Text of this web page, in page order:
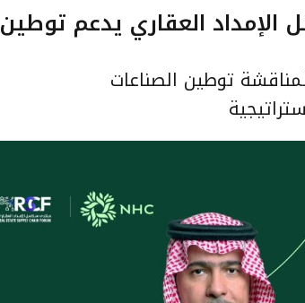
العقاري يدعم توطين
توطين الصناعات